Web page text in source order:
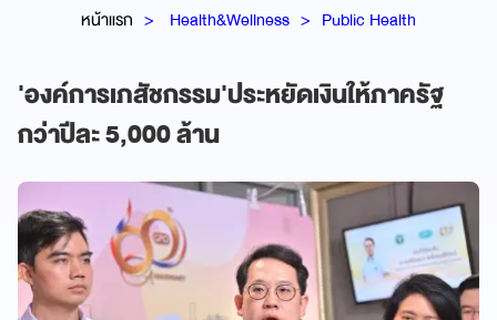
หน้าแรก Health&Wellness Public Health
'องค์การเภสัชกรรม'ประหยัดเงินให้ภาครัฐ
กว่าปีละ 5,000 ล้าน